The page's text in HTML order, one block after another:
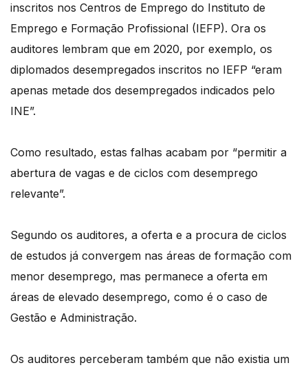
inscritos nos Centros de Emprego do Instituto de
Emprego e Formação Profissional (IEFP). Ora os
auditores lembram que em 2020, por exemplo, os
diplomados desempregados inscritos no IEFP “eram
apenas metade dos desempregados indicados pelo
INE”.
Como resultado, estas falhas acabam por “permitir a
abertura de vagas e de ciclos com desemprego
relevante”.
Segundo os auditores, a oferta e a procura de ciclos
de estudos já convergem nas áreas de formação com
menor desemprego, mas permanece a oferta em
áreas de elevado desemprego, como é o caso de
Gestão e Administração.
Os auditores perceberam também que não existia um